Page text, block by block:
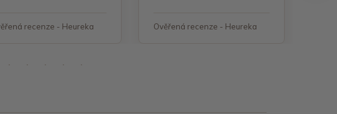
recenze - Heureka Ověřená recenze - Heureka